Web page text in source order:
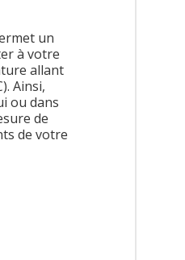
un
à votre
allant
Ainsi,
ou dans
de
de votre